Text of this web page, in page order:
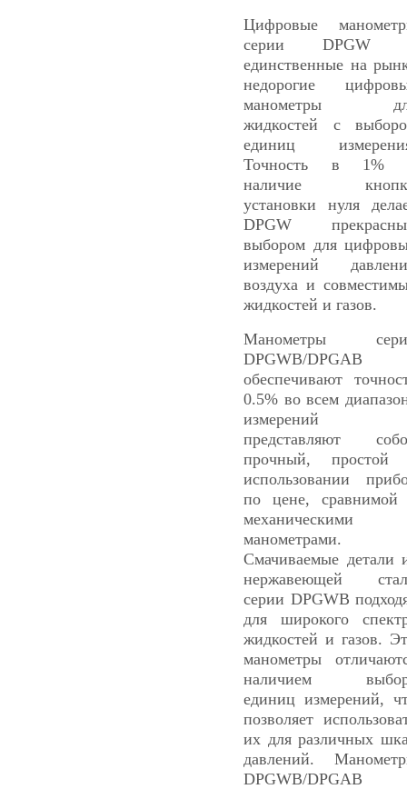
Цифровые
серии DPGW
единственные на
недорогие
манометры
жидкостей с
единиц
Точность в 1%
наличие
установки нуля
DPGW
выбором для
измерений
воздуха и
жидкостей и газов.
Манометры
DPGWB/DPGAB
обеспечивают
0.5% во всем
измерений
представляют
прочный, простой
использовании
по цене, сравнимой
механическими
манометрами.
Смачиваемые детали
нержавеющей
серии DPGWB
для широкого
жидкостей и газов.
манометры
наличием
единиц измерений,
позволяет
их для различных
давлений.
DPGWB/DPGAB